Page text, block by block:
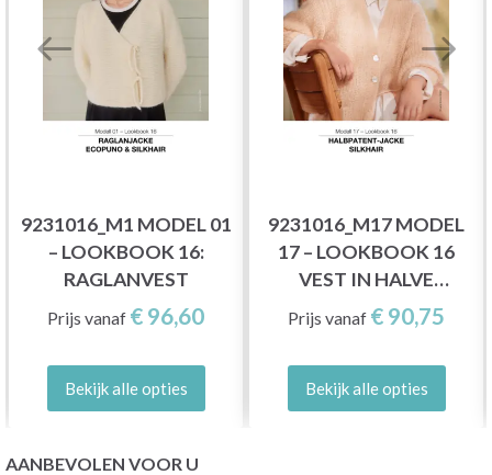
9231016_M1 MODEL 01
– LOOKBOOK 16:
RAGLANVEST
Prijs vanaf € 96,60
Bekijk alle opties
9231016_M17 MODEL
17 – LOOKBOOK 16
VEST IN HALVE
PATENTSTEEK
Prijs vanaf € 90,75
Bekijk alle opties
AANBEVOLEN VOOR U